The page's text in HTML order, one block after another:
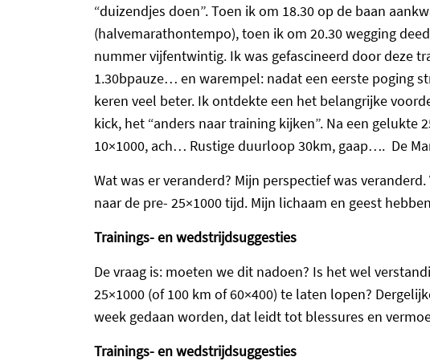
“duizendjes doen”. Toen ik om 18.30 op de baan
(halvemarathontempo), toen ik om 20.30 wegging
nummer vijfentwintig. Ik was gefascineerd door deze
1.30bpauze… en warempel: nadat een eerste poging
keren veel beter. Ik ontdekte een het belangrijke
kick, het “anders naar training kijken”. Na een gelukte
10×1000, ach… Rustige duurloop 30km, gaap…. De
Wat was er veranderd? Mijn perspectief was
naar de pre- 25×1000 tijd. Mijn lichaam en geest
Trainings- en wedstrijdsuggesties
De vraag is: moeten we dit nadoen? Is het wel
25×1000 (of 100 km of 60×400) te laten lopen?
week gedaan worden, dat leidt tot blessures en
Trainings- en wedstrijdsuggesties